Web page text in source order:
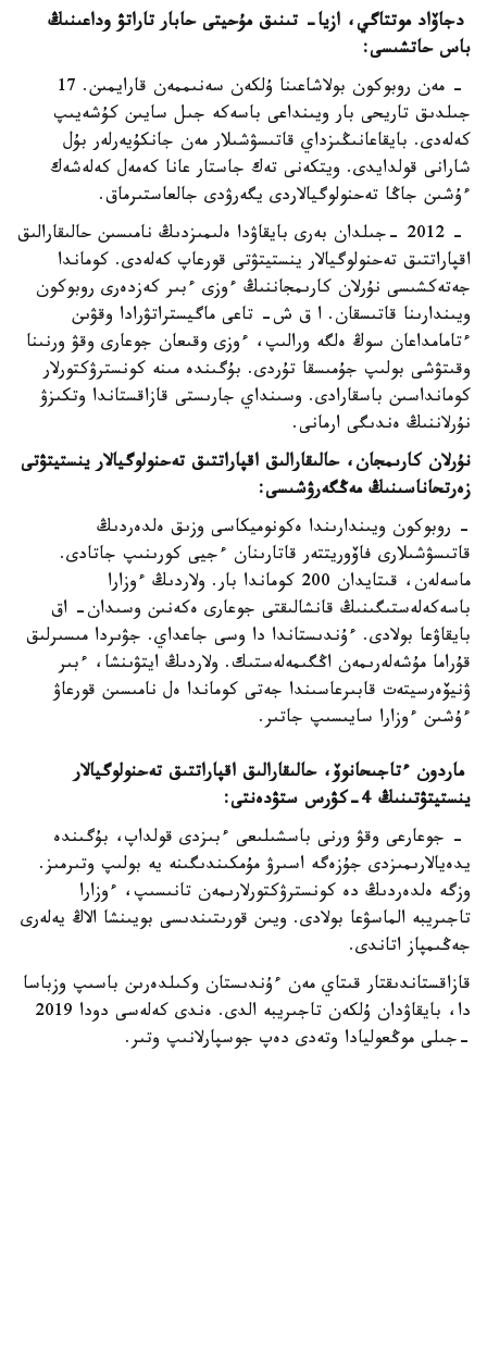
دجاۆاد موتتاگي، ازيا- تىنىق مۇحيتى حابار تاراتۋ وداعىنىڭ
باس حاتشىسى:
- مەن روبوكون بولاشاعىنا ۇلكەن سەنىممەن قارايمىن. 17
جىلدىق تاريحى بار ويىنداعى باسەكە جىل سايىن كۇشەيىپ
كەلەدى. بايقاعانىڭىزداي قاتىسۋشىلار مەن جانكۇيەرلەر بۇل
شارانى قولدايدى. ويتكەنى تەك جاستار عانا كەمەل كەلەشەك
ءۇشىن جاڭا تەحنولوگيالاردى يگەرۋدى جالعاستىرماق.
- 2012 -جىلدان بەرى بايقاۋدا ەلىمىزدىڭ نامىسىن حالىقارالىق
اقپاراتتىق تەحنولوگيالار ينستيتۋتى قورعاپ كەلەدى. كوماندا
جەتەكشىسى نۇرلان كارىمجاننىڭ ءوزى ءبىر كەزدەرى روبوكون
ويىندارىنا قاتىسقان. ا ق ش- تاعى ماگيستراتۋرادا وقۋىن
ءتامامداعان سوڭ ەلگە ورالىپ، ءوزى وقىعان جوعارى وقۋ ورنىنا
وقىتۋشى بولىپ جۇمىسقا تۇردى. بۇگىندە مىنە كونسترۋكتورلار
كومانداسىن باسقارادى. وسىنداي جارىستى قازاقستاندا وتكىزۋ
نۇرلاننىڭ ەندىگى ارمانى.
نۇرلان كارىمجان، حالىقارالىق اقپاراتتىق تەحنولوگيالار ينستيتۋتى
زەرتحاناسىنىڭ مەڭگەرۋشىسى:
- روبوكون ويىندارىندا ەكونوميكاسى وزىق ەلدەردىڭ
قاتىسۋشىلارى فاۆوريتتەر قاتارىنان ءجيى كورىنىپ جاتادى.
ماسەلەن، قىتايدان 200 كوماندا بار. ولاردىڭ ءوزارا
باسەكەلەستىگىنىڭ قانشالىقتى جوعارى ەكەنىن وسىدان- اق
بايقاۋعا بولادى. ءۇندىستاندا دا وسى جاعداي. جۋىردا مىسىرلىق
قۇراما مۇشەلەرىمەن اڭگىمەلەستىك. ولاردىڭ ايتۋىنشا، ءبىر
ۋنيۆەرسيتەت قابىرعاسىندا جەتى كوماندا ەل نامىسىن قورعاۋ
ءۇشىن ءوزارا سايىسىپ جاتىر.
ماردون ءتاجىحانوۆ، حالىقارالىق اقپاراتتىق تەحنولوگيالار
ينستيتۋتىنىڭ 4-كۋرس ستۋدەنتى:
- جوعارعى وقۋ ورنى باسشىلىعى ءبىزدى قولداپ، بۇگىندە
يدەيالارىمىزدى جۇزەگە اسىرۋ مۇمكىندىگىنە يە بولىپ وتىرمىز.
وزگە ەلدەردىڭ دە كونسترۋكتورلارىمەن تانىسىپ، ءوزارا
تاجىريبە الماسۋعا بولادى. ويىن قورىتىندىسى بويىنشا الاڭ يەلەرى
جەڭىمپاز اتاندى.
قازاقستاندىقتار قىتاي مەن ءۇندىستان وكىلدەرىن باسىپ وزباسا
دا، بايقاۋدان ۇلكەن تاجىريبە الدى. ەندى كەلەسى دودا 2019
-جىلى موڭعوليادا وتەدى دەپ جوسپارلانىپ وتىر.